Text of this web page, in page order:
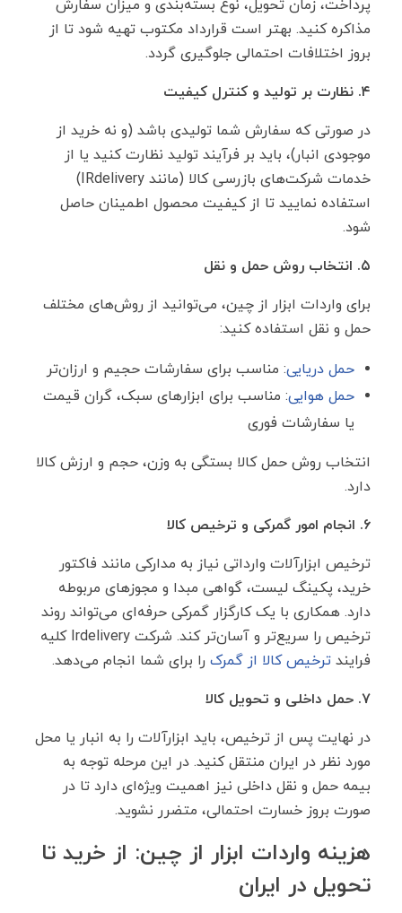
پرداخت، زمان تحویل، نوع بسته‌بندی و میزان سفارش
مذاکره کنید. بهتر است قرارداد مکتوب تهیه شود تا از
بروز اختلافات احتمالی جلوگیری گردد.
۴. نظارت بر تولید و کنترل کیفیت
در صورتی که سفارش شما تولیدی باشد (و نه خرید از
موجودی انبار)، باید بر فرآیند تولید نظارت کنید یا از
خدمات شرکت‌های بازرسی کالا (مانند IRdelivery)
استفاده نمایید تا از کیفیت محصول اطمینان حاصل
شود.
۵. انتخاب روش حمل‌ و نقل
برای واردات ابزار از چین، می‌توانید از روش‌های مختلف
حمل ‌و نقل استفاده کنید:
حمل دریایی: مناسب برای سفارشات حجیم و ارزان‌تر
حمل هوایی: مناسب برای ابزارهای سبک، گران ‌قیمت
یا سفارشات فوری
انتخاب روش حمل کالا بستگی به وزن، حجم و ارزش کالا
دارد.
۶. انجام امور گمرکی و ترخیص کالا
ترخیص ابزارآلات وارداتی نیاز به مدارکی مانند فاکتور
خرید، پکینگ لیست، گواهی مبدا و مجوزهای مربوطه
دارد. همکاری با یک کارگزار گمرکی حرفه‌ای می‌تواند روند
ترخیص را سریع‌تر و آسان‌تر کند. شرکت Irdelivery کلیه
فرایند ترخیص کالا از گمرک را برای شما انجام می‌دهد.
۷. حمل داخلی و تحویل کالا
در نهایت پس از ترخیص، باید ابزارآلات را به انبار یا محل
مورد نظر در ایران منتقل کنید. در این مرحله توجه به
بیمه حمل ‌و نقل داخلی نیز اهمیت ویژه‌ای دارد تا در
صورت بروز خسارت احتمالی، متضرر نشوید.
هزینه واردات ابزار از چین: از خرید تا
تحویل در ایران